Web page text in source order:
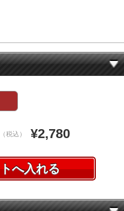
（税込） ¥2,780